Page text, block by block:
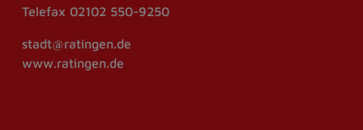
Telefax 02102 550-9250
stadt@ratingen.de
www.ratingen.de